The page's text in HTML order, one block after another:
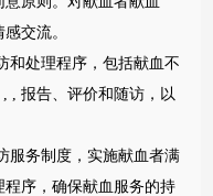
交流。
和处理程序，包括献血不
, 报告、评价和随访，以
服务制度，实施献血者满
序，确保献血服务的持